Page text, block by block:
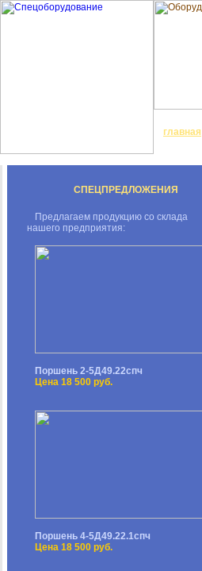
главная
СПЕЦПРЕДЛОЖЕНИЯ
Предлагаем продукцию со склада
нашего предприятия:
Поршень 2-5Д49.22спч
Цена 18 500 руб.
Поршень 4-5Д49.22.1спч
Цена 18 500 руб.